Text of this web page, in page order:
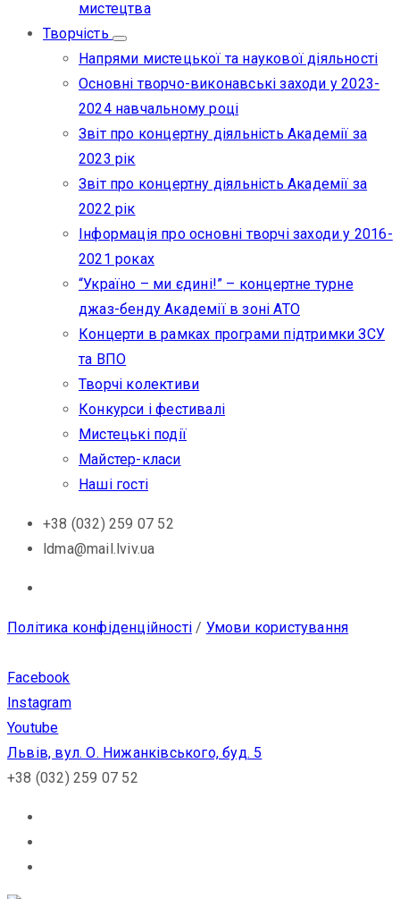
мистецтва
Творчість
Напрями мистецької та наукової діяльності
Основні творчо-виконавські заходи у 2023-
2024 навчальному році
Звіт про концертну діяльність Академії за
2023 рік
Звіт про концертну діяльність Академії за
2022 рік
Інформація про основні творчі заходи у 2016-
2021 роках
“Україно – ми єдині!” – концертне турне
джаз-бенду Академії в зоні АТО
Концерти в рамках програми підтримки ЗСУ
та ВПО
Творчі колективи
Конкурси і фестивалі
Мистецькі події
Майстер-класи
Наші гості
+38 (032) 259 07 52
ldma@mail.lviv.ua
Політика конфіденційності / Умови користування
Facebook
Instagram
Youtube
Львів, вул. О. Нижанківського, буд. 5
+38 (032) 259 07 52